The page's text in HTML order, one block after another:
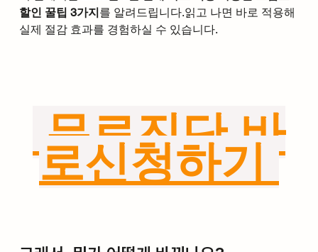
할인 꿀팁 3가지 를 알려드립니다.읽고 나면 바로 적용해
실제 절감 효과를 경험하실 수 있습니다.
무료진단 바
로신청하기